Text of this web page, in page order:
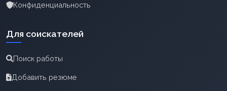
Конфиденциальность
Для соискателей
Поиск работы
Добавить резюме